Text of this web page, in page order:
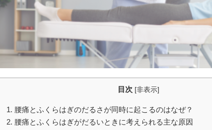
目次 [非表示]
1. 腰痛とふくらはぎのだるさが同時に起こるのはなぜ？
2. 腰痛とふくらはぎがだるいときに考えられる主な原因